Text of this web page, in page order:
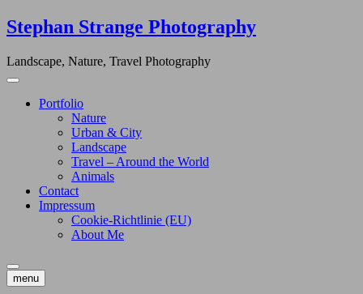
Skip
to
Stephan Strange Photography
Landscape, Nature, Travel Photography
Portfolio
Nature
Urban & City
Landscape
Travel – Around the World
Animals
Contact
Impressum
Cookie-Richtlinie (EU)
About Me
menu